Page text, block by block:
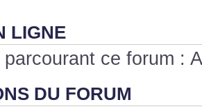
LIGNE
ce forum :
DU FORUM